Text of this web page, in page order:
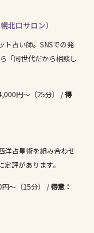
北口サロン）
ト占い師。SNSでの発
「同世代だから相談し
円〜（25分） /得
洋占星術を組み合わせ
評があります。
円〜（15分） /得意：